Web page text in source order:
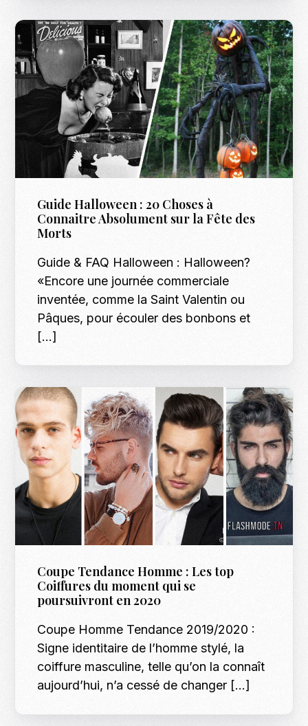
Guide Halloween : 20 Choses à
Connaitre Absolument sur la Fête des
Morts
Guide & FAQ Halloween : Halloween?
«Encore une journée commerciale
inventée, comme la Saint Valentin ou
Pâques, pour écouler des bonbons et
[…]
Coupe Tendance Homme : Les top
Coiffures du moment qui se
poursuivront en 2020
Coupe Homme Tendance 2019/2020 :
Signe identitaire de l’homme stylé, la
coiffure masculine, telle qu’on la connaît
aujourd’hui, n’a cessé de changer […]